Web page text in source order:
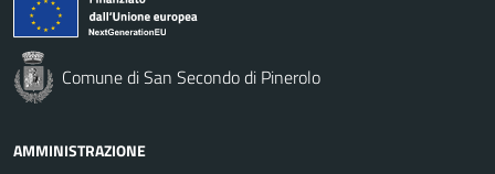
Comune di San Secondo di Pinerolo
AMMINISTRAZIONE